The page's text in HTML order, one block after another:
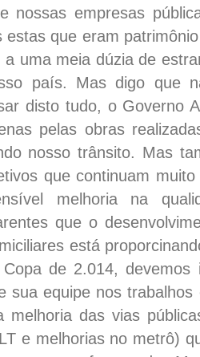
nossas empresas
estas que eram
a uma meia dúzia de
país. Mas digo que
disto tudo, o Governo
pelas obras
nosso trânsito. Mas
que continuam
melhoria na
que o
está
de 2.014, devemos
sua equipe nos trabalhos
melhoria das vias
e melhorias no metrô)